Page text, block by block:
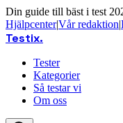
Din guide till bäst i test
Hjälpcenter|Vår redaktion|
Testix.
Tester
Kategorier
Så testar vi
Om oss